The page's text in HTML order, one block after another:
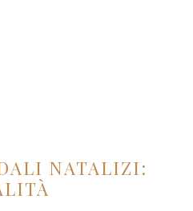
NATALIZI: